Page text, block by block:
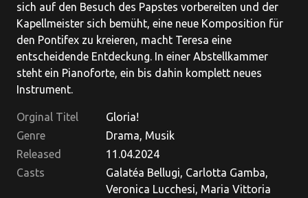
sich auf den Besuch des Papstes vorbereiten und der
Kapellmeister sich bemüht, eine neue Komposition für
den Pontifex zu kreieren, macht Teresa eine
entscheidende Entdeckung. In einer Abstellkammer
steht ein Pianoforte, ein bis dahin komplett neues
Instrument.
Orginal Titel
Gloria!
Genre
Drama, Musik
Released
11.04.2024
Casts
Galatéa Bellugi, Carlotta Gamba,
Veronica Lucchesi, Maria Vittoria